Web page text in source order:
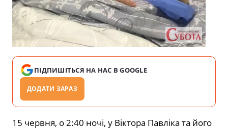
ПІДПИШІТЬСЯ НА НАС В GOOGLE
ДОДАТИ ЗАРАЗ
15 червня, о 2:40 ночі, у Віктора Павліка та його